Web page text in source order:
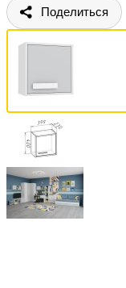
Поделиться